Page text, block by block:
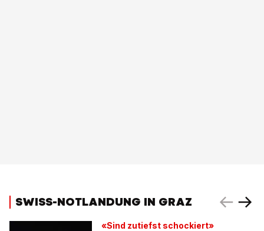
SWISS-NOTLANDUNG IN GRAZ
«Sind zutiefst schockiert»